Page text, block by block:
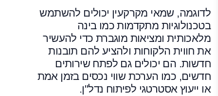
לדוגמה, שמאי מקרקעין יכולים להשתמש
בטכנולוגיות מתקדמות כמו בינה
מלאכותית ומציאות מוגברת כדי להעשיר
את חווית הלקוחות ולהציע להם תובנות
חדשות. הם יכולים גם לפתח שירותים
חדשים, כמו הערכת שווי נכסים בזמן אמת
או ייעוץ אסטרטגי לפיתוח נדל"ן.